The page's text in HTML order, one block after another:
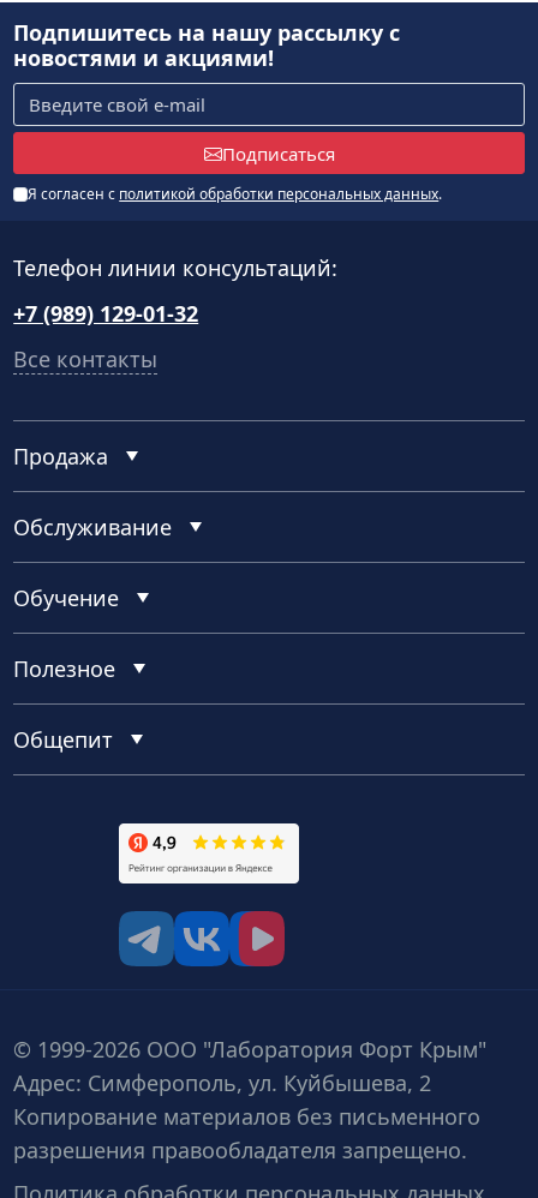
Подпишитесь на нашу рассылкус
новостями и акциями!
Подписаться
Я согласен с политикой обработки персональных данных.
Телефон линии консультаций:
+7 (989) 129-01-32
Все контакты
Продажа
Обслуживание
Обучение
Полезное
Общепит
© 1999-2026 ООО "Лаборатория Форт Крым"
Адрес: Симферополь, ул. Куйбышева, 2
Копирование материалов без письменного
разрешения правообладателя запрещено.